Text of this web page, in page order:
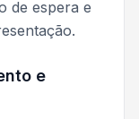
de espera e
e